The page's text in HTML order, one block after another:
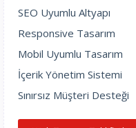
SEO Uyumlu Altyapı
Responsive Tasarım
Mobil Uyumlu Tasarım
İçerik Yönetim Sistemi
Sınırsız Müşteri Desteği